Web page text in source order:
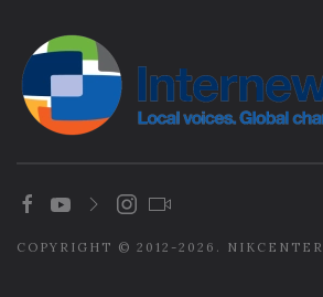
COPYRIGHT © 2012-2026. NIKCENTER